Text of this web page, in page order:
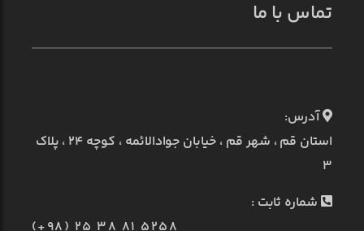
تماس با ما
آدرس:
استان قم ، شهر قم ، خیابان جوادالائمه ، کوچه ۲۴ ، پلاک
۳
شماره ثابت :